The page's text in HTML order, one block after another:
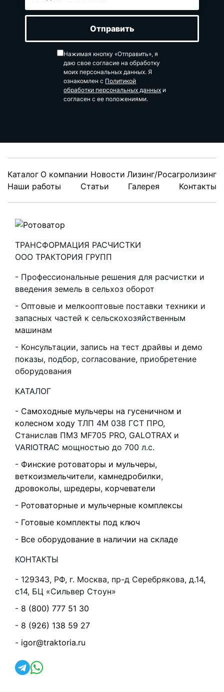
Нажимая кнопку «Отправить», я
даю свое согласие на обработку
моих персональных данных. Я
ознакомлен с Политикой
обработки персональных данных и
согласен с ее положениями.
Каталог О компании Новости Лизинг/Росагролизинг
Наши работы
Статьи Галерея Контакты
ТРАНСФОРМАЦИЯ РАСЧИСТКИ
ООО ТРАКТОРИЯ ГРУПП
Профессиональные решения для расчистки и
введения земель в сельхоз оборот
Оптовые и мелкооптовые поставки техники и
запасных частей к сельскохозяйственным
машинам
Консультации, запись на тест драйвы и демо
показы, подбор, согласование, приобретение
оборудования
КАТАЛОГ
Самоходные мульчеры на гусеничном и
колесном ходу ТЛП 4М 038 ГСТ ПРО,
Станислав ПМЗ MF705 PRO, GALOTRAX и
VARIOTRAC мощностью до 700 л.с.
Финские ротоваторы и мульчеры,
веткоизмельчители, камнедробилки,
дровоколы, шредеры, корчеватели
Ротоваторные и мульчерные комплексы
Готовые комплекты под ключ
Все оборудование в наличии на складе
КОНТАКТЫ
129343, РФ, г. Москва, пр-д Серебрякова, д.14,
с14, БЦ «Сильвер Стоун»
8 (800) 777 51 30
8 (926) 138 59 27
igor@traktoria.ru